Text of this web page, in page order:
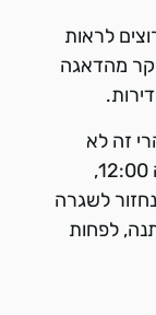
לראות
מהדאגה
זה לא
שיכריזו הערב…"בתאריך הז והזה בשעה 12:00,
לשגרה
לפחות